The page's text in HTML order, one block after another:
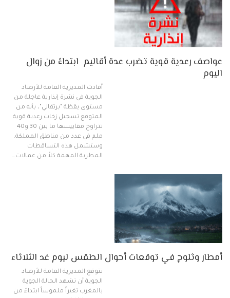
عواصف رعدية قوية تضرب عدة أقاليم ابتداءً من زوال
اليوم
أفادت المديرية العامة للأرصاد
الجوية في نشرة إنذارية عاجلة من
مستوى يقظة "برتقالي"، بأنه من
المتوقع تسجيل زخات رعدية قوية
تتراوح مقاييسها ما بين 30 و40
ملم في عدد من مناطق المملكة.
وستشمل هذه التساقطات
المطرية المهمة كلاً من عمالات…
أمطار وثلوج في توقعات أحوال الطقس ليوم غد الثلاثاء
تتوقع المديرية العامة للأرصاد
الجوية أن تشهد الحالة الجوية
بالمغرب تغيراً ملموساً ابتداءً من